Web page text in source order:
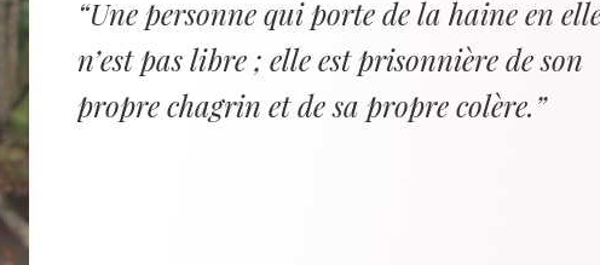
“Une personne qui porte de la haine en
n’est pas libre ; elle est prisonnière de son
propre chagrin et de sa propre colère.”